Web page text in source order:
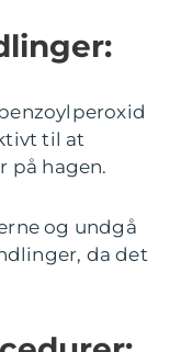
til at
på hagen.
og undgå
da det